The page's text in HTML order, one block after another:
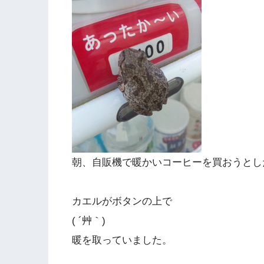
朝、自販機で暖かいコーヒーを買おうと
カエルがボタンの上で
( ´艸｀)
暖を取っていました。